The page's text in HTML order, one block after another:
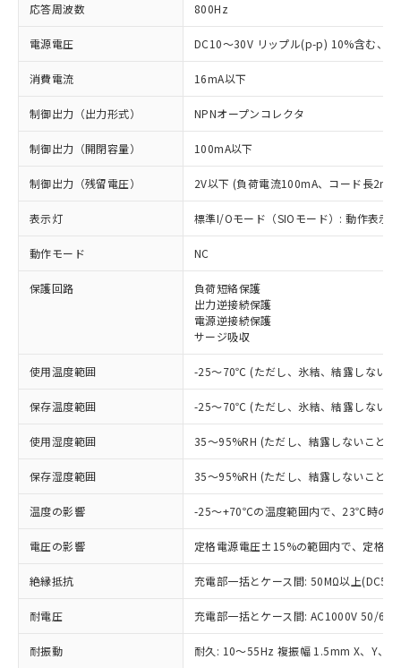
応答周波数 800Hz
電源電圧 DC10～30V リップル(p-p) 10%含む、
消費電流 16mA以下
制御出力（出力形式） NPNオープンコレクタ
制御出力（開閉容量） 100mA以下
制御出力（残留電圧） 2V以下 (負荷電流100mA、コード長2m
表示灯 標準I/Oモード（SIOモード）: 動作表示
動作モード NC
保護回路
負荷短絡保護
出力逆接続保護
電源逆接続保護
サージ吸収
使用温度範囲 -25～70℃ (ただし、氷結、結露しないこ
保存温度範囲 -25～70℃ (ただし、氷結、結露しないこ
使用湿度範囲 35～95%RH (ただし、結露しないこと)
保存湿度範囲 35～95%RH (ただし、結露しないこと)
温度の影響 -25～+70℃の温度範囲内で、23℃時の
電圧の影響 定格電源電圧±15%の範囲内で、定格
絶縁抵抗 充電部一括とケース間: 50MΩ以上
耐電圧 充電部一括とケース間: AC1000V 50/
耐振動 耐久: 10～55Hz 複振幅 1.5mm X、Y、Z
以下の条件をお読みいただき、同意のうえ
本サービスは、当社制御機器事業取扱
商品の当社在庫状況および標準価格
(税抜)を提供させていただくもので
当社制御機器事業取扱商品の中には、
本サービスの対象外となる商品もある
在庫状況および標準価格照会結果は、
記載している更新日時点での社内デー
対応済み：EU RoHS指令（10物質）の
非含有に対応した製品が提供可能な商品で
対応予定：EU RoHS指令（10物質）の非含
有に対応した製品に切り替える予定のある
商品です。
対応予定なし：EU RoHS指令（10物質）の
非含有に非対応の商品で、対応品を出す予
調査・確認中：EU RoHS指令（10物質）の
非含有の対応状況を調査中または確認中の
商品です。
非該当品：ライセンス料など無形物で、有
害物質有無と関係のない商品です。
仕入先様の事情により、非含有部品として
いたものが、含有品と判明した場合などや
むを得ず変更することがあります。
*EU RoHS指令（10物質）：
※1 中国RoHS○×表
「○」：最大均質材料含有率が中国RoHSの
基準値以下であることを示します。
「×」：最大均質材料含有率が中国RoHSの
基準値を超えていることを示します。
「－」：未確認です。当社販売部門へお問
い合わせください。
当社は、これら貴社製品のうち、外国
為替および外国貿易法に定める商品
（以下｢規制貨物等」という）を輸出
または国外への提供する場合は、日本